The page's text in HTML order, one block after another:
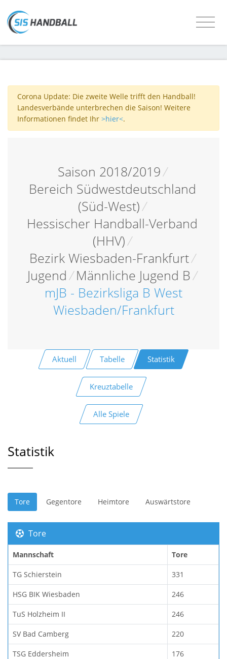
Corona Update: Die zweite Welle trifft den Handball!
Landesverbände unterbrechen die Saison! Weitere
Informationen findet Ihr >hier<.
Saison 2018/2019/
Bereich Südwestdeutschland
(Süd-West)/
Hessischer Handball-Verband
(HHV)/
Bezirk Wiesbaden-Frankfurt/
Jugend / Männliche Jugend B/
mJB - Bezirksliga B West
Wiesbaden/Frankfurt
Aktuell Tabelle Statistik
Kreuztabelle
Alle Spiele
Statistik
Tore Gegentore Heimtore Auswärtstore
Tore
Mannschaft Tore
TG Schierstein 331
HSG BIK Wiesbaden 246
TuS Holzheim II 246
SV Bad Camberg 220
TSG Eddersheim 176